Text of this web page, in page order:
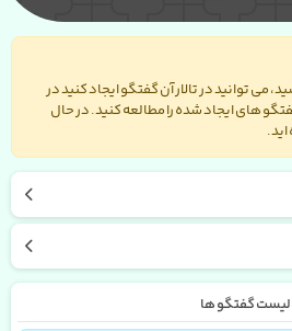
می توانید در تالار آن گفتگو ایجاد کنید در
های ایجاد شده را مطالعه کنید. در حال
لیست گفتگو ها